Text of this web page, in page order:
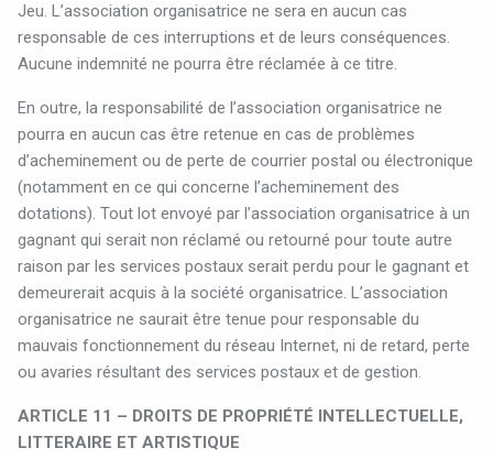
Jeu. L’association organisatrice ne sera en aucun cas
responsable de ces interruptions et de leurs conséquences.
Aucune indemnité ne pourra être réclamée à ce titre.
En outre, la responsabilité de l’association organisatrice ne
pourra en aucun cas être retenue en cas de problèmes
d’acheminement ou de perte de courrier postal ou électronique
(notamment en ce qui concerne l’acheminement des
dotations). Tout lot envoyé par l’association organisatrice à un
gagnant qui serait non réclamé ou retourné pour toute autre
raison par les services postaux serait perdu pour le gagnant et
demeurerait acquis à la société organisatrice. L’association
organisatrice ne saurait être tenue pour responsable du
mauvais fonctionnement du réseau Internet, ni de retard, perte
ou avaries résultant des services postaux et de gestion.
ARTICLE 11 – DROITS DE PROPRIÉTÉ INTELLECTUELLE,
LITTERAIRE ET ARTISTIQUE